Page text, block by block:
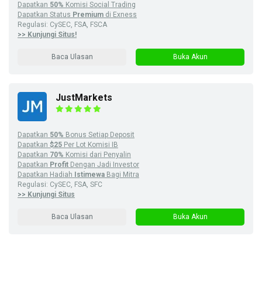
Dapatkan 50% Komisi Social Trading
Dapatkan Status Premium di Exness
Regulasi: CySEC, FSA, FSCA
>> Kunjungi Situs!
Baca Ulasan Buka Akun
JustMarkets
Dapatkan 50% Bonus Setiap Deposit
Dapatkan $25 Per Lot Komisi IB
Dapatkan 70% Komisi dari Penyalin
Dapatkan Profit Dengan Jadi Investor
Dapatkan Hadiah
Istimewa Bagi Mitra
Regulasi: CySEC, FSA, SFC
>> Kunjungi Situs
Baca Ulasan Buka Akun